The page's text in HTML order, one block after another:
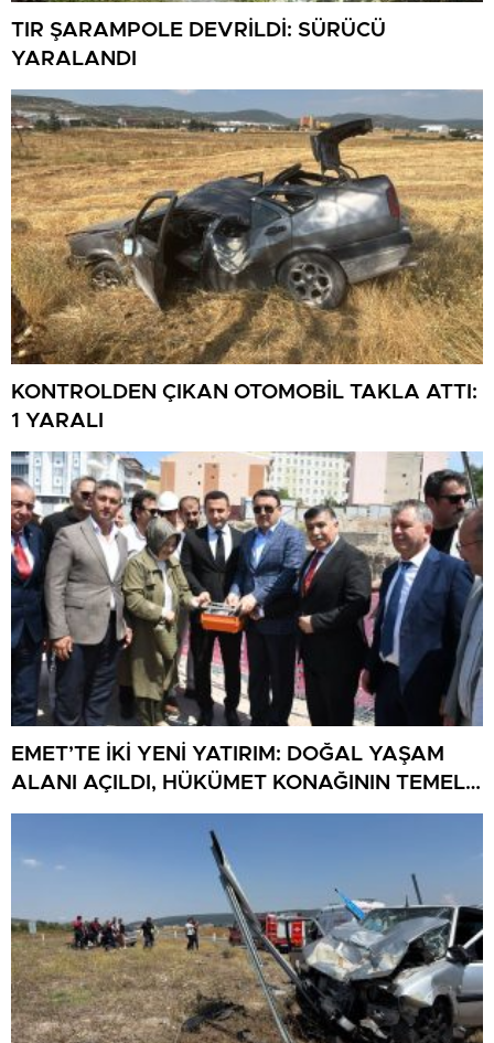
TIR ŞARAMPOLE DEVRİLDİ: SÜRÜCÜ
YARALANDI
KONTROLDEN ÇIKAN OTOMOBİL TAKLA ATTI:
1 YARALI
EMET’TE İKİ YENİ YATIRIM: DOĞAL YAŞAM
ALANI AÇILDI, HÜKÜMET KONAĞININ TEMELİ
ATILDI